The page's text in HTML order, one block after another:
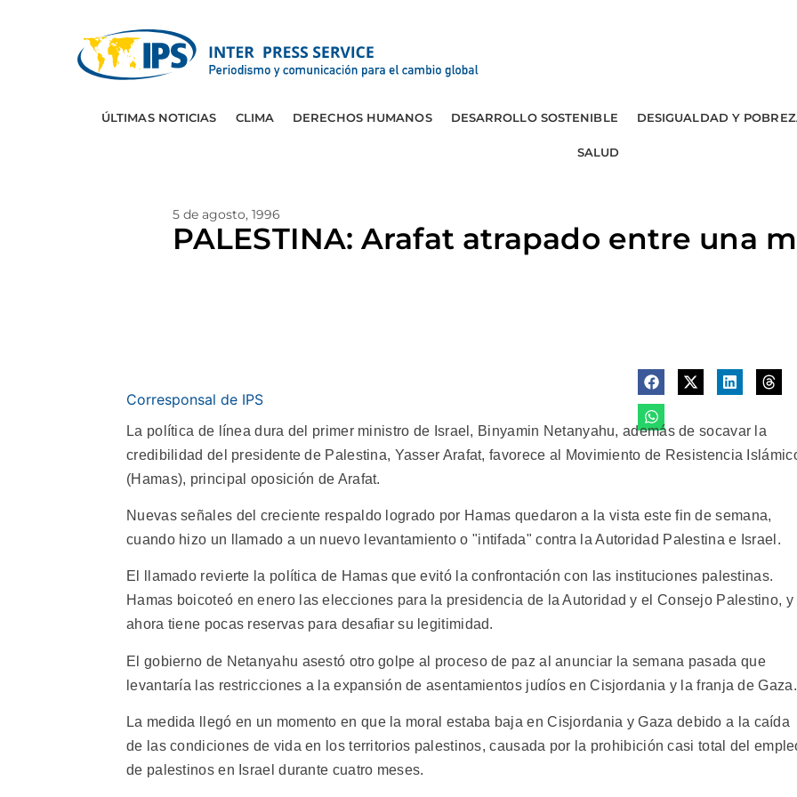
ÚLTIMAS NOTICIAS CLIMA DERECHOS HUMANOS DESARROLLO SOSTENIBLE DESIGUALDAD Y
SALUD
5 de agosto, 1996
PALESTINA: Arafat atrapado entre una
Corresponsal de IPS
La política de línea dura del primer ministro de Israel, Binyamin Netanyahu, además de socavar la
credibilidad del presidente de Palestina, Yasser Arafat, favorece al Movimiento de Resistencia
(Hamas), principal oposición de Arafat.
Nuevas señales del creciente respaldo logrado por Hamas quedaron a la vista este fin de semana,
cuando hizo un llamado a un nuevo levantamiento o "intifada" contra la Autoridad Palestina e Israel.
El llamado revierte la política de Hamas que evitó la confrontación con las instituciones palestinas.
Hamas boicoteó en enero las elecciones para la presidencia de la Autoridad y el Consejo Palestino, y
ahora tiene pocas reservas para desafiar su legitimidad.
El gobierno de Netanyahu asestó otro golpe al proceso de paz al anunciar la semana pasada que
levantaría las restricciones a la expansión de asentamientos judíos en Cisjordania y la franja de Gaza.
La medida llegó en un momento en que la moral estaba baja en Cisjordania y Gaza debido a la caída
de las condiciones de vida en los territorios palestinos, causada por la prohibición casi total del
de palestinos en Israel durante cuatro meses.